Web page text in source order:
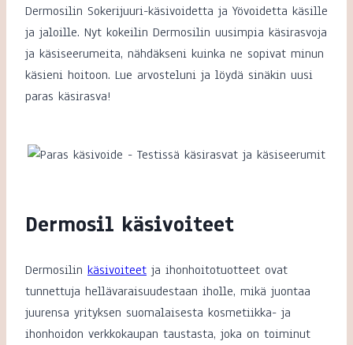
Dermosilin Sokerijuuri-käsivoidetta ja Yövoidetta käsille
ja jaloille. Nyt kokeilin Dermosilin uusimpia käsirasvoja
ja käsiseerumeita, nähdäkseni kuinka ne sopivat minun
käsieni hoitoon. Lue arvosteluni ja löydä sinäkin uusi
paras käsirasva!
Dermosil käsivoiteet
Dermosilin käsivoiteet ja ihonhoitotuotteet ovat
tunnettuja hellävaraisuudestaan iholle, mikä juontaa
juurensa yrityksen suomalaisesta kosmetiikka- ja
ihonhoidon verkkokaupan taustasta, joka on toiminut